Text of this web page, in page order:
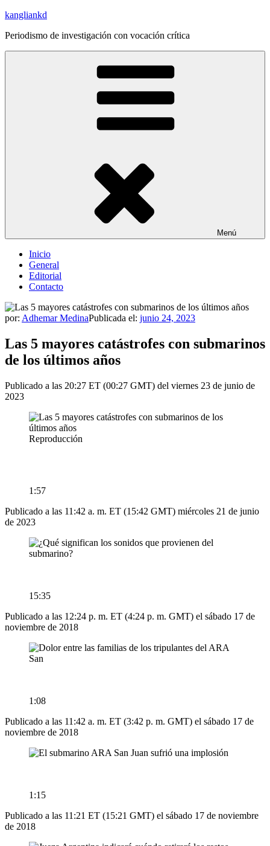
Saltar
contenido
kangliankd
Periodismo de investigación con vocación crítica
Menú
Inicio
General
Editorial
Contacto
por: Adhemar MedinaPublicada el: junio 24, 2023
Las 5 mayores catástrofes con submarinos
de los últimos años
Publicado a las 20:27 ET (00:27 GMT) del viernes 23 de junio de
2023
Reproducción
1:57
Publicado a las 11:42 a. m. ET (15:42 GMT) miércoles 21 de junio
de 2023
15:35
Publicado a las 12:24 p. m. ET (4:24 p. m. GMT) el sábado 17 de
noviembre de 2018
1:08
Publicado a las 11:42 a. m. ET (3:42 p. m. GMT) el sábado 17 de
noviembre de 2018
1:15
Publicado a las 11:21 ET (15:21 GMT) el sábado 17 de noviembre
de 2018